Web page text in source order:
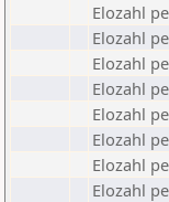
Elozahl
Elozahl
Elozahl
Elozahl
Elozahl
Elozahl
Elozahl
Elozahl